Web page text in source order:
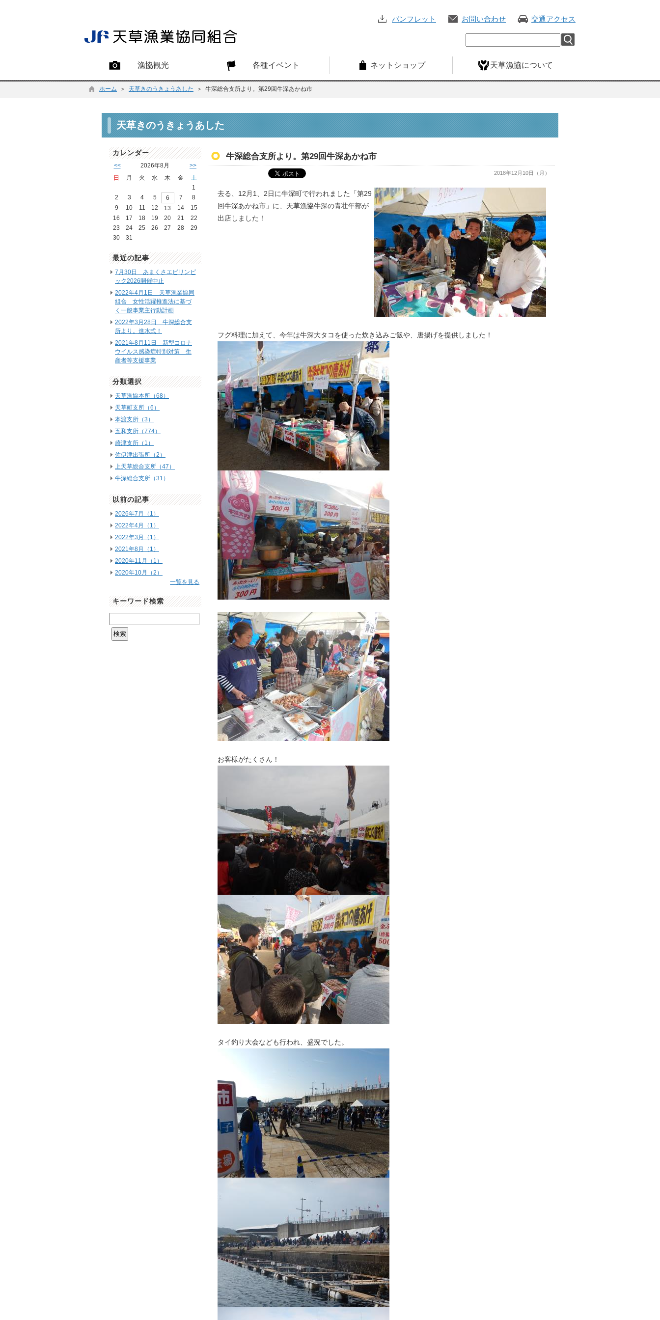
パンフレット お問い合わせ 交通アクセス
漁協観光 各種イベント ネットショップ 天草漁協について
ホーム ＞ 天草きのうきょうあした ＞ 牛深総合支所より。第29回牛深あかね市
天草きのうきょうあした
カレンダー
<< 2026年8月 >>
日 月 火 水 木 金
土
1
2
3 4 5 6 7
8
9
10 11 12 13 14
15
16
17 18 19 20 21
22
23
24 25 26 27 28
29
30
31
最近の記事
7月30日 あまくさエビリンピ
ック2026開催中止
2022年4月1日 天草漁業協同
組合 女性活躍推進法に基づ
く一般事業主行動計画
2022年3月28日 牛深総合支
所より。進水式！
2021年8月11日 新型コロナ
ウイルス感染症特別対策 生
産者等支援事業
分類選択
天草漁協本所（68）
天草町支所（6）
本渡支所（3）
五和支所（774）
崎津支所（1）
佐伊津出張所（2）
上天草総合支所（47）
牛深総合支所（31）
以前の記事
2026年7月（1）
2022年4月（1）
2022年3月（1）
2021年8月（1）
2020年11月（1）
2020年10月（2）
一覧を見る
キーワード検索
牛深総合支所より。第29回牛深あかね市
2018年12月10日（月）
去る、12月1、2日に牛深町で行われました「第29
回牛深あかね市」に、天草漁協牛深の青壮年部が
出店しました！
フグ料理に加えて、今年は牛深大タコを使った炊き込みご飯や、唐揚げを提供しました！
お客様がたくさん！
タイ釣り大会なども行われ、盛況でした。